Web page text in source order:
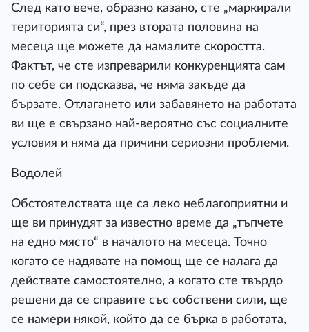
След като вече, образно казано, сте „маркирали
територията си“, през втората половина на
месеца ще можете да намалите скоростта.
Фактът, че сте изпреварили конкуренцията сам
по себе си подсказва, че няма закъде да
бързате. Отлагането или забавянето на работата
ви ще е свързано най-вероятно със социалните
условия и няма да причини сериозни проблеми.
Водолей
Обстоятелствата ще са леко неблагоприятни и
ще ви принудят за известно време да „тъпчете
на едно място“ в началото на месеца. Точно
когато се надявате на помощ ще се налага да
действате самостоятелно, а когато сте твърдо
решени да се справите със собствени сили, ще
се намери някой, който да се бърка в работата,